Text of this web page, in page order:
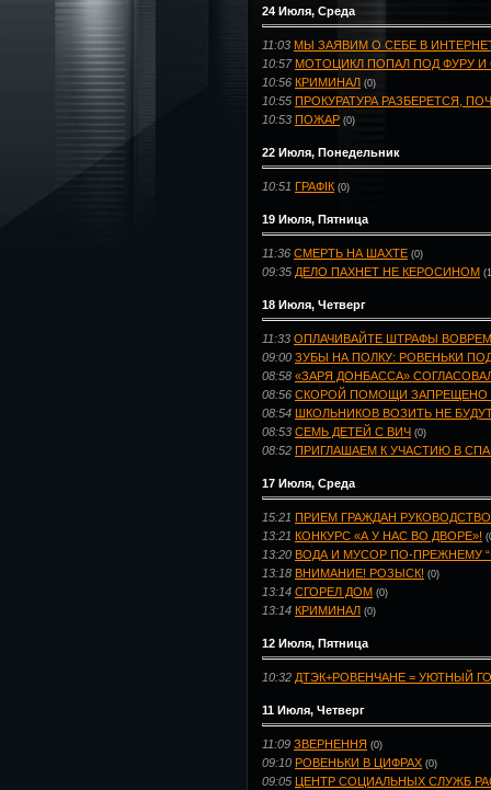
24 Июля, Среда
11:03 МЫ ЗАЯВИМ О СЕБЕ В
10:57 МОТОЦИКЛ ПОПАЛ ПОД ФУРУ И
10:56 КРИМИНАЛ (0)
10:55 ПРОКУРАТУРА РАЗБЕРЕТСЯ,
10:53 ПОЖАР (0)
22 Июля, Понедельник
10:51 ГРАФІК (0)
19 Июля, Пятница
11:36 СМЕРТЬ НА ШАХТЕ (0)
09:35 ДЕЛО ПАХНЕТ НЕ КЕРОСИНОМ
18 Июля, Четверг
11:33 ОПЛАЧИВАЙТЕ ШТРАФЫ
09:00 ЗУБЫ НА ПОЛКУ: РОВЕНЬКИ
08:58 «ЗАРЯ ДОНБАССА»
08:56 СКОРОЙ ПОМОЩИ ЗАПРЕЩЕНО
08:54
ШКОЛЬНИКОВ ВОЗИТЬ НЕ
08:53 СЕМЬ ДЕТЕЙ С ВИЧ (0)
08:52 ПРИГЛАШАЕМ К УЧАСТИЮ В
17 Июля, Среда
15:21 ПРИЕМ ГРАЖДАН
13:21 КОНКУРС «А У НАС ВО ДВОРЕ»!
13:20 ВОДА И МУСОР ПО-ПРЕЖНЕМУ
13:18 ВНИМАНИЕ! РОЗЫСК! (0)
13:14 СГОРЕЛ ДОМ (0)
13:14 КРИМИНАЛ (0)
12 Июля, Пятница
10:32 ДТЭК+РОВЕНЧАНЕ = УЮТНЫЙ
11 Июля, Четверг
11:09 ЗВЕРНЕННЯ (0)
09:10 РОВЕНЬКИ В ЦИФРАХ (0)
09:05
ЦЕНТР СОЦИАЛЬНЫХ СЛУЖБ